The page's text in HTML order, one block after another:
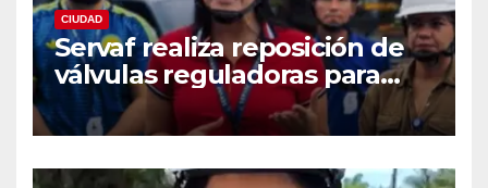
CIUDAD
Servaf realiza reposición de
válvulas reguladoras para
fortalecer la red de
acueducto